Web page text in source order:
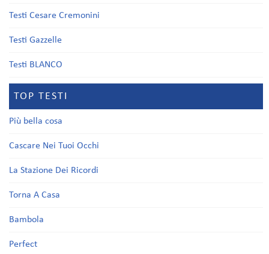
Testi Cesare Cremonini
Testi Gazzelle
Testi BLANCO
TOP TESTI
Più bella cosa
Cascare Nei Tuoi Occhi
La Stazione Dei Ricordi
Torna A Casa
Bambola
Perfect